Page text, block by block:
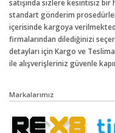
satışında sizlere kesintisiz
standart gönderim
içerisinde kargoya
firmalarından dilediğinizi
detayları için Kargo ve
ile alışverişleriniz güvenle
Markalarımız